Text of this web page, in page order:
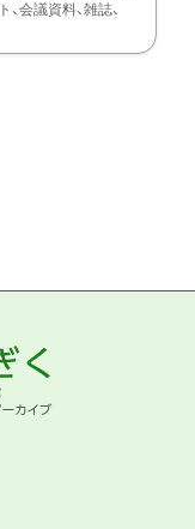
会議資料、雑誌、